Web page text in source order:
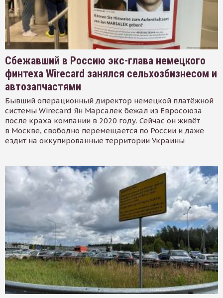
Сбежавший в Россию экс-глава немецкого
финтеха Wirecard занялся сельхозбизнесом и
автозапчастями
Бывший операционный директор немецкой платёжной
системы Wirecard Ян Марсалек бежал из Евросоюза
после краха компании в 2020 году. Сейчас он живёт
в Москве, свободно перемещается по России и даже
ездит на оккупированные территории Украины